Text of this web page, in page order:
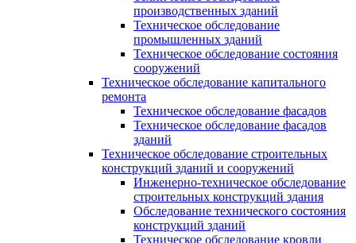
производственных зданий
Техническое обследование
промышленных зданий
Техническое обследование состояния
сооружений
Техническое обследование капитального
ремонта
Техническое обследование фасадов
Техническое обследование фасадов
зданий
Техническое обследование строительных
конструкций зданий и сооружений
Инженерно-техническое обследование
строительных конструкций здания
Обследование технического состояния
конструкций зданий
Техническое обследование кровли